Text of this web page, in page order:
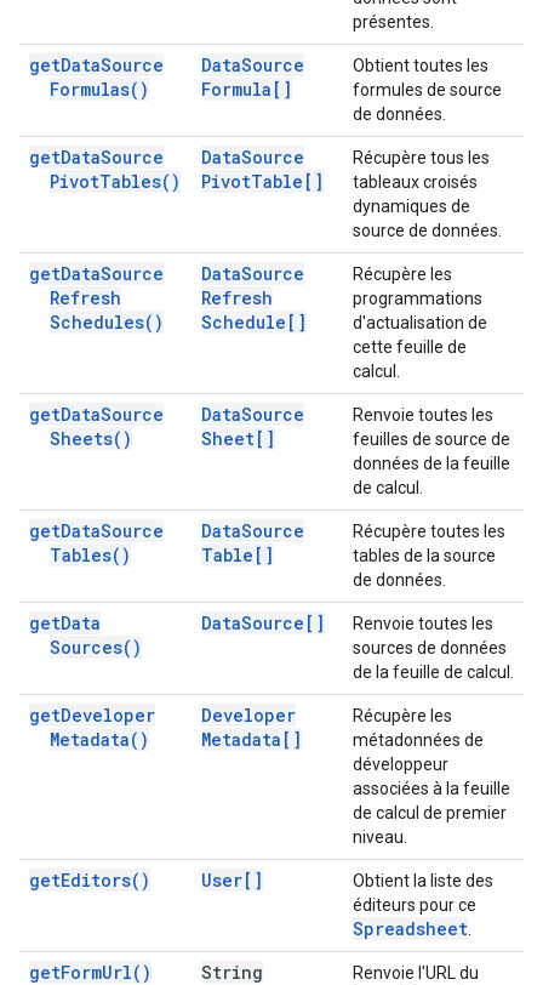
présentes.
getDataSource
Formulas( )
DataSource
Formula[]
Obtient toutes les
formules de source
de données.
getDataSource
PivotTables( )
DataSource
PivotTable[]
Récupère tous les
tableaux croisés
dynamiques de
source de données.
getDataSource
Refresh
Schedules( )
DataSource
Refresh
Schedule[]
Récupère les
programmations
d'actualisation de
cette feuille de
calcul.
getDataSource
Sheets( )
DataSource
Sheet[]
Renvoie toutes les
feuilles de source de
données de la feuille
de calcul.
getDataSource
Tables( )
DataSource
Table[]
Récupère toutes les
tables de la source
de données.
getData
Sources( )
DataSource[]
Renvoie toutes les
sources de données
de la feuille de calcul.
getDeveloper
Metadata( )
Developer
Metadata[]
Récupère les
métadonnées de
développeur
associées à la feuille
de calcul de premier
niveau.
getEditors( ) User[]
Obtient la liste des
éditeurs pour ce
Spreadsheet
getFormUrl( ) String
Renvoie l'URL du